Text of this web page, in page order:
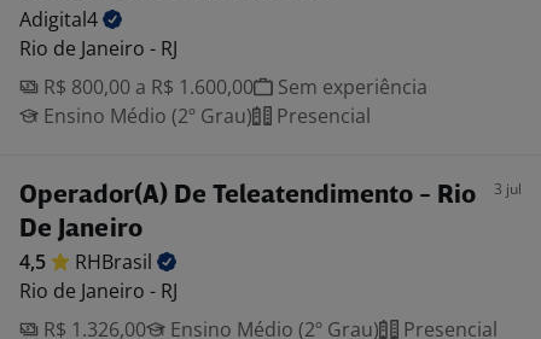
Adigital4
Rio de Janeiro - RJ
R$ 800,00 a R$ 1.600,00
Sem experiência
Ensino Médio (2º Grau)
Presencial
Operador(A) De Teleatendimento - Rio
De Janeiro
3 jul
4,5
RHBrasil
Rio de Janeiro - RJ
R$ 1.326,00
Ensino Médio (2º Grau) Presencial